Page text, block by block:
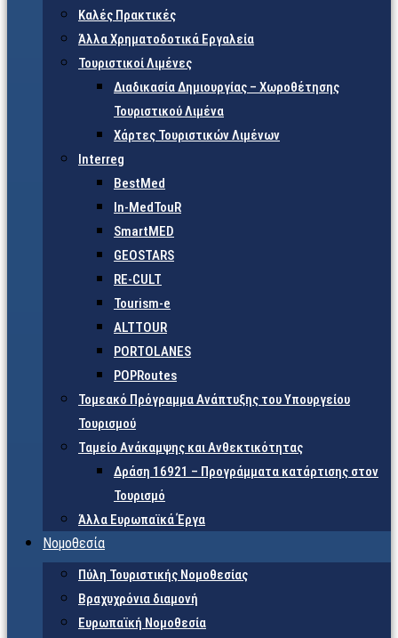
Καλές Πρακτικές
Άλλα Χρηματοδοτικά Εργαλεία
Τουριστικοί Λιμένες
Διαδικασία Δημιουργίας – Χωροθέτησης
Τουριστικού Λιμένα
Χάρτες Τουριστικών Λιμένων
Interreg
BestMed
In-MedTouR
SmartMED
GEOSTARS
RE-CULT
Tourism-e
ALTTOUR
PORTOLANES
POPRoutes
Τομεακό Πρόγραμμα Ανάπτυξης του Υπουργείου
Τουρισμού
Ταμείο Ανάκαμψης και Ανθεκτικότητας
Δράση 16921 – Προγράμματα κατάρτισης στον
Τουρισμό
Άλλα Ευρωπαϊκά Έργα
Νομοθεσία
Πύλη Τουριστικής Νομοθεσίας
Βραχυχρόνια διαμονή
Ευρωπαϊκή Νομοθεσία